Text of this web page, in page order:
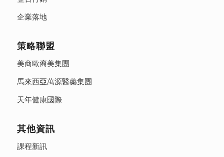
企業落地
策略聯盟
美商歐裔美集團
馬來西亞萬源醫藥集團
天年健康國際
其他資訊
課程新訊